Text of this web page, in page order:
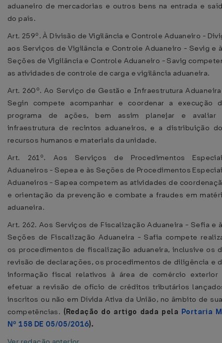
aduaneiro de mercadorias e outros bens na entrada e
do país.
Art. 259º. À Divisão de Vigilância e Controle Aduaneiro -
aos Serviços de Vigilância e Controle Aduaneiro - Sevig e
Seções de Vigilância e Controle Aduaneiro - Savig
as atividades de controle de carga e vigilância aduaneira.
Art. 260º. Ao Serviço de Gestão e Infraestrutura
Segin compete acompanhar e coordenar a execução
programa de ações, bem assim planejar e avaliar
infraestrutura de recintos aduaneiros, e a distribuição
recursos humanos e materiais da unidade.
Art. 261º. Aos Serviços de Procedimentos
Aduaneiros - Sepea e às Seções de Procedimentos
Aduaneiros - Sapea competem as atividades de
e orientação da prevenção e combate a fraudes em
aduaneira.
Art. 262. Aos Serviços de Fiscalização Aduaneira - Sefia e
Seções de Fiscalização Aduaneira - Safia compete
os procedimentos de fiscalização aduaneira, inclusive os
revisão de declarações, os procedimentos de diligência e
informação fiscal relativos à área de comércio exterior
efetuar a revisão de ofício de créditos tributários
inscritos ou não em Dívida Ativa da União, no âmbito de
competências. (Redação do artigo dada pela Portaria
Nº 158 DE 05/05/2016).